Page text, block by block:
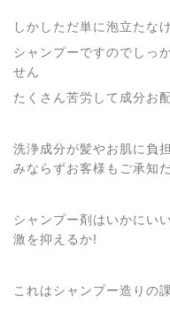
しかしただ単に泡立たな
シャンプーですのでしっ
せん
たくさん苦労して成分お
洗浄成分が髪やお肌に負
みならずお客様もご承知
シャンプー剤はいかにい
激を抑えるか!
これはシャンプー造りの